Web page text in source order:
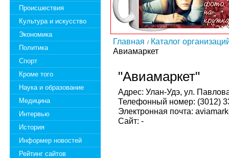
Происшествия
Культура и искусство
Экономика
Политика
Спорт
Кроме того
Наука и образование
Медицина
Интервью
История
Информер новостей
Рейтинг сайтов
Главная
Каталог
Авиамаркет
"Авиамаркет"
Адрес: Улан-Удэ, ул.
Телефонный номер: (3012)
Электронная почта:
Сайт: -